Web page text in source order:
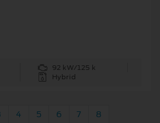
92 kW/125 k
Hybrid
4 5 6 7 8